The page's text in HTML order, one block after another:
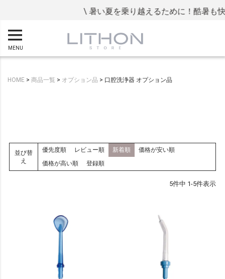
\ 暑い夏を乗り越えるために！酷暑も
MENU
HOME 商品一覧 オプション品 口腔洗浄器 オプション品
並び替
え
優先度順 レビュー順 新着順
価格が安い順
価格が高い順
登録順
5件中 1-5件表示